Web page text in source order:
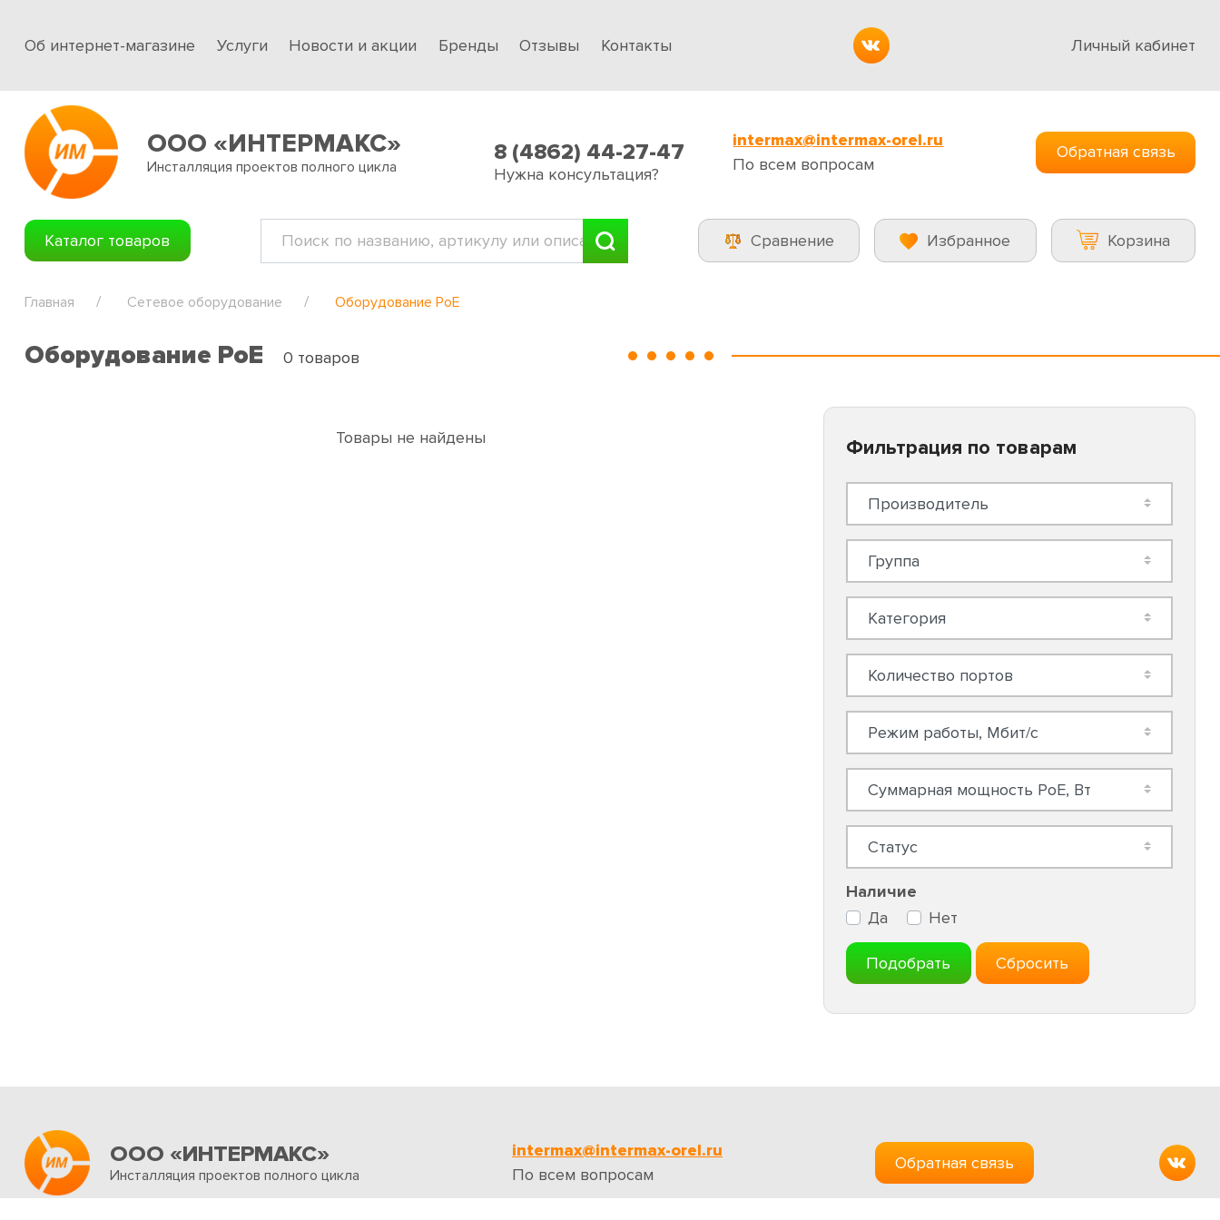
Об интернет-магазине Услуги Новости и акции Бренды Отзывы Контакты Личный кабинет
ООО «ИНТЕРМАКС»
Инсталляция проектов полного цикла
8 (4862) 44-27-47
Нужна консультация?
intermax@intermax-orel.ru
По всем вопросам
Обратная связь
Каталог товаров Сравнение Избранное Корзина
Главная Сетевое оборудование Оборудование PoE
Оборудование PoE 0 товаров
Товары не найдены Фильтрация по товарам
Наличие
Да
Нет
Подобрать Сбросить
ООО «ИНТЕРМАКС»
Инсталляция проектов полного цикла
intermax@intermax-orel.ru
По всем вопросам
Обратная связь